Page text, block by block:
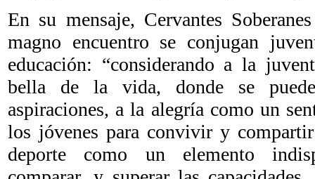
En su mensaje, Cervantes
magno encuentro se conjugan
educación: “considerando a la
bella de la vida, donde se
aspiraciones, a la alegría como un
los jóvenes para convivir y
deporte como un elemento